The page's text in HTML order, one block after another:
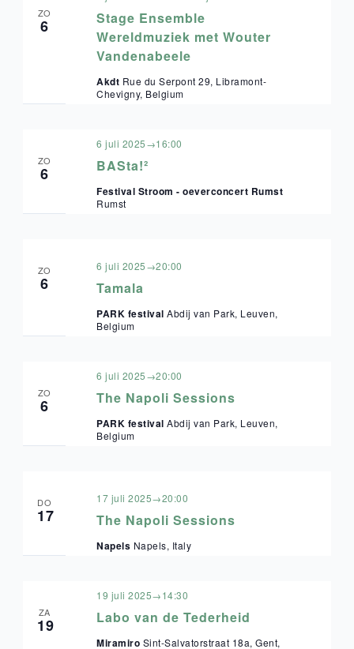
ZO
6
Stage Ensemble
Wereldmuziek met Wouter
Vandenabeele
Akdt Rue du Serpont 29, Libramont-
Chevigny, Belgium
ZO
6 BASta!²
6 juli 2025→16:00
Festival Stroom - oeverconcert Rumst
Rumst
ZO
6 Tamala
6 juli 2025→20:00
PARK festivalAbdij van Park, Leuven,
Belgium
ZO
6 The Napoli Sessions
6 juli 2025→20:00
PARK festivalAbdij van Park, Leuven,
Belgium
DO
17 The Napoli Sessions
17 juli 2025→20:00
Napels Napels, Italy
ZA
19 Labo van de Tederheid
19 juli 2025→14:30
Miramiro Sint-Salvatorstraat 18a, Gent,